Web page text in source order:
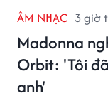
ÂM NHẠC 3 giờ
Madonna
Orbit: 'Tôi
anh'